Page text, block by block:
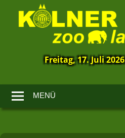
Zoolauf
Freitag, 17. Juli 2026
MENÜ